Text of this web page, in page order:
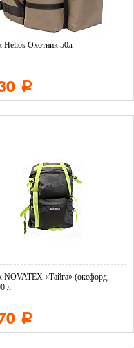
Helios Охотник 50л
Р
NOVATEX «Тайга» (оксфорд,
л
Р